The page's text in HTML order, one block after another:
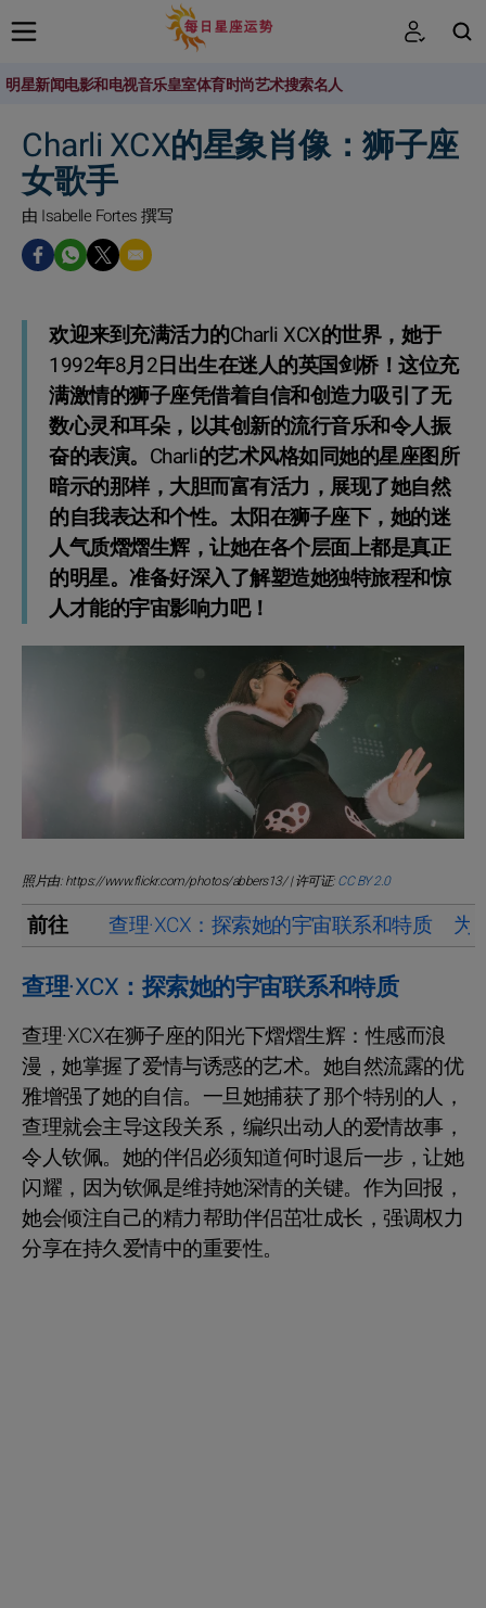
明星新闻电影和电视音乐皇室体育时尚艺术搜索名人
Charli XCX的星象肖像：狮子座
女歌手
由 Isabelle Fortes 撰写
欢迎来到充满活力的Charli XCX的世界，她于
1992年8月2日出生在迷人的英国剑桥！这位充
满激情的狮子座凭借着自信和创造力吸引了无
数心灵和耳朵，以其创新的流行音乐和令人振
奋的表演。Charli的艺术风格如同她的星座图所
暗示的那样，大胆而富有活力，展现了她自然
的自我表达和个性。太阳在狮子座下，她的迷
人气质熠熠生辉，让她在各个层面上都是真正
的明星。准备好深入了解塑造她独特旅程和惊
人才能的宇宙影响力吧！
照片由: https://www.flickr.com/photos/abbers13/ | 许可证:CC BY 2.0
前往 查理·XCX：探索她的宇宙联系和特质 为
查理·XCX：探索她的宇宙联系和特质
查理·XCX在狮子座的阳光下熠熠生辉：性感而浪
漫，她掌握了爱情与诱惑的艺术。她自然流露的优
雅增强了她的自信。一旦她捕获了那个特别的人，
查理就会主导这段关系，编织出动人的爱情故事，
令人钦佩。她的伴侣必须知道何时退后一步，让她
闪耀，因为钦佩是维持她深情的关键。作为回报，
她会倾注自己的精力帮助伴侣茁壮成长，强调权力
分享在持久爱情中的重要性。